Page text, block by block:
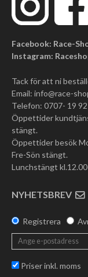
Facebook: Race-
Instagram:
Tack för att ni
Email: info@race-
Telefon: 0707- 19
Öppettider
stängt.
Öppettider besök
Fre-Sön stängt.
Lunchstängt
NYHETSBREV
Registrera
Priser inkl. moms